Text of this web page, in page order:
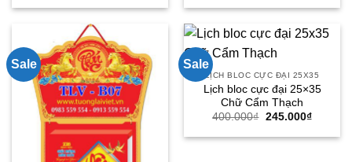
là:
tại
245.000₫.
là:
tại
Sale Sale
LỊCH BLOC CỰC ĐẠI 25X35
Lịch bloc cực đại 25×35
Chữ Cẩm Thạch
400.000₫ Giá
là:
245.000₫Giá
tại